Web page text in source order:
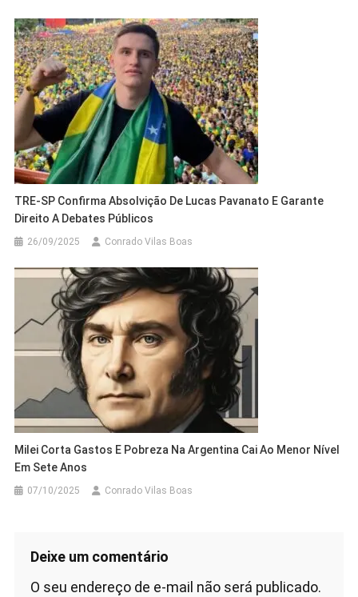
TRE-SP Confirma Absolvição De Lucas Pavanato E Garante
Direito A Debates Públicos
26/09/2025 Conrado Vilas Boas
Milei Corta Gastos E Pobreza Na Argentina Cai Ao Menor Nível
Em Sete Anos
07/10/2025 Conrado Vilas Boas
Deixe um comentário
O seu endereço de e-mail não será publicado.